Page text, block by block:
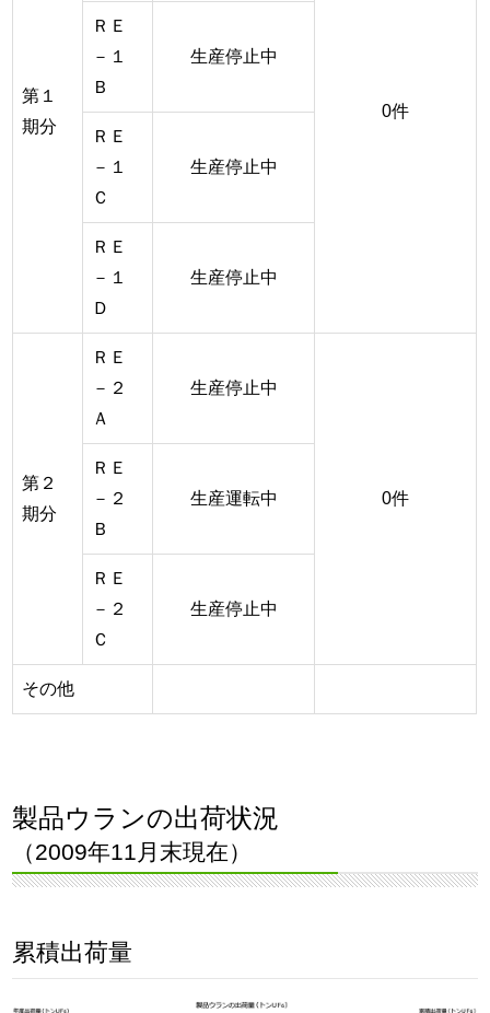
第１
期分
0件
ＲＥ
－１
Ｂ
生産停止中
ＲＥ
－１
Ｃ
生産停止中
ＲＥ
－１
Ｄ
生産停止中
第２
期分
ＲＥ
－２
Ａ
生産停止中
0件
ＲＥ
－２
Ｂ
生産運転中
ＲＥ
－２
Ｃ
生産停止中
その他
製品ウランの出荷状況
（2009年11月末現在）
累積出荷量